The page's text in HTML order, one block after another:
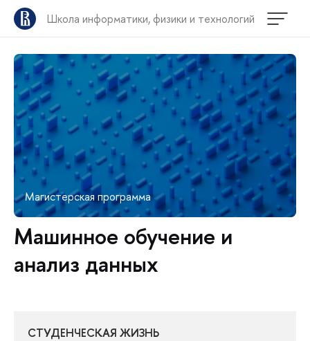
Школа информатики, физики и технологий
Магистерская программа
Машинное обучение и
анализ данных
СТУДЕНЧЕСКАЯ ЖИЗНЬ